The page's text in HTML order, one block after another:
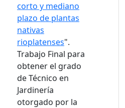
corto y mediano
plazo de plantas
nativas
rioplatenses".
Trabajo Final para
obtener el grado
de Técnico en
Jardinería
otorgado por la